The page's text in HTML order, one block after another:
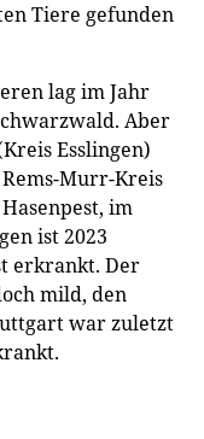
Tiere gefunden
lag im Jahr
Aber
Esslingen)
Murr-Kreis
im
ist 2023
erkrankt. Der
mild, den
war zuletzt